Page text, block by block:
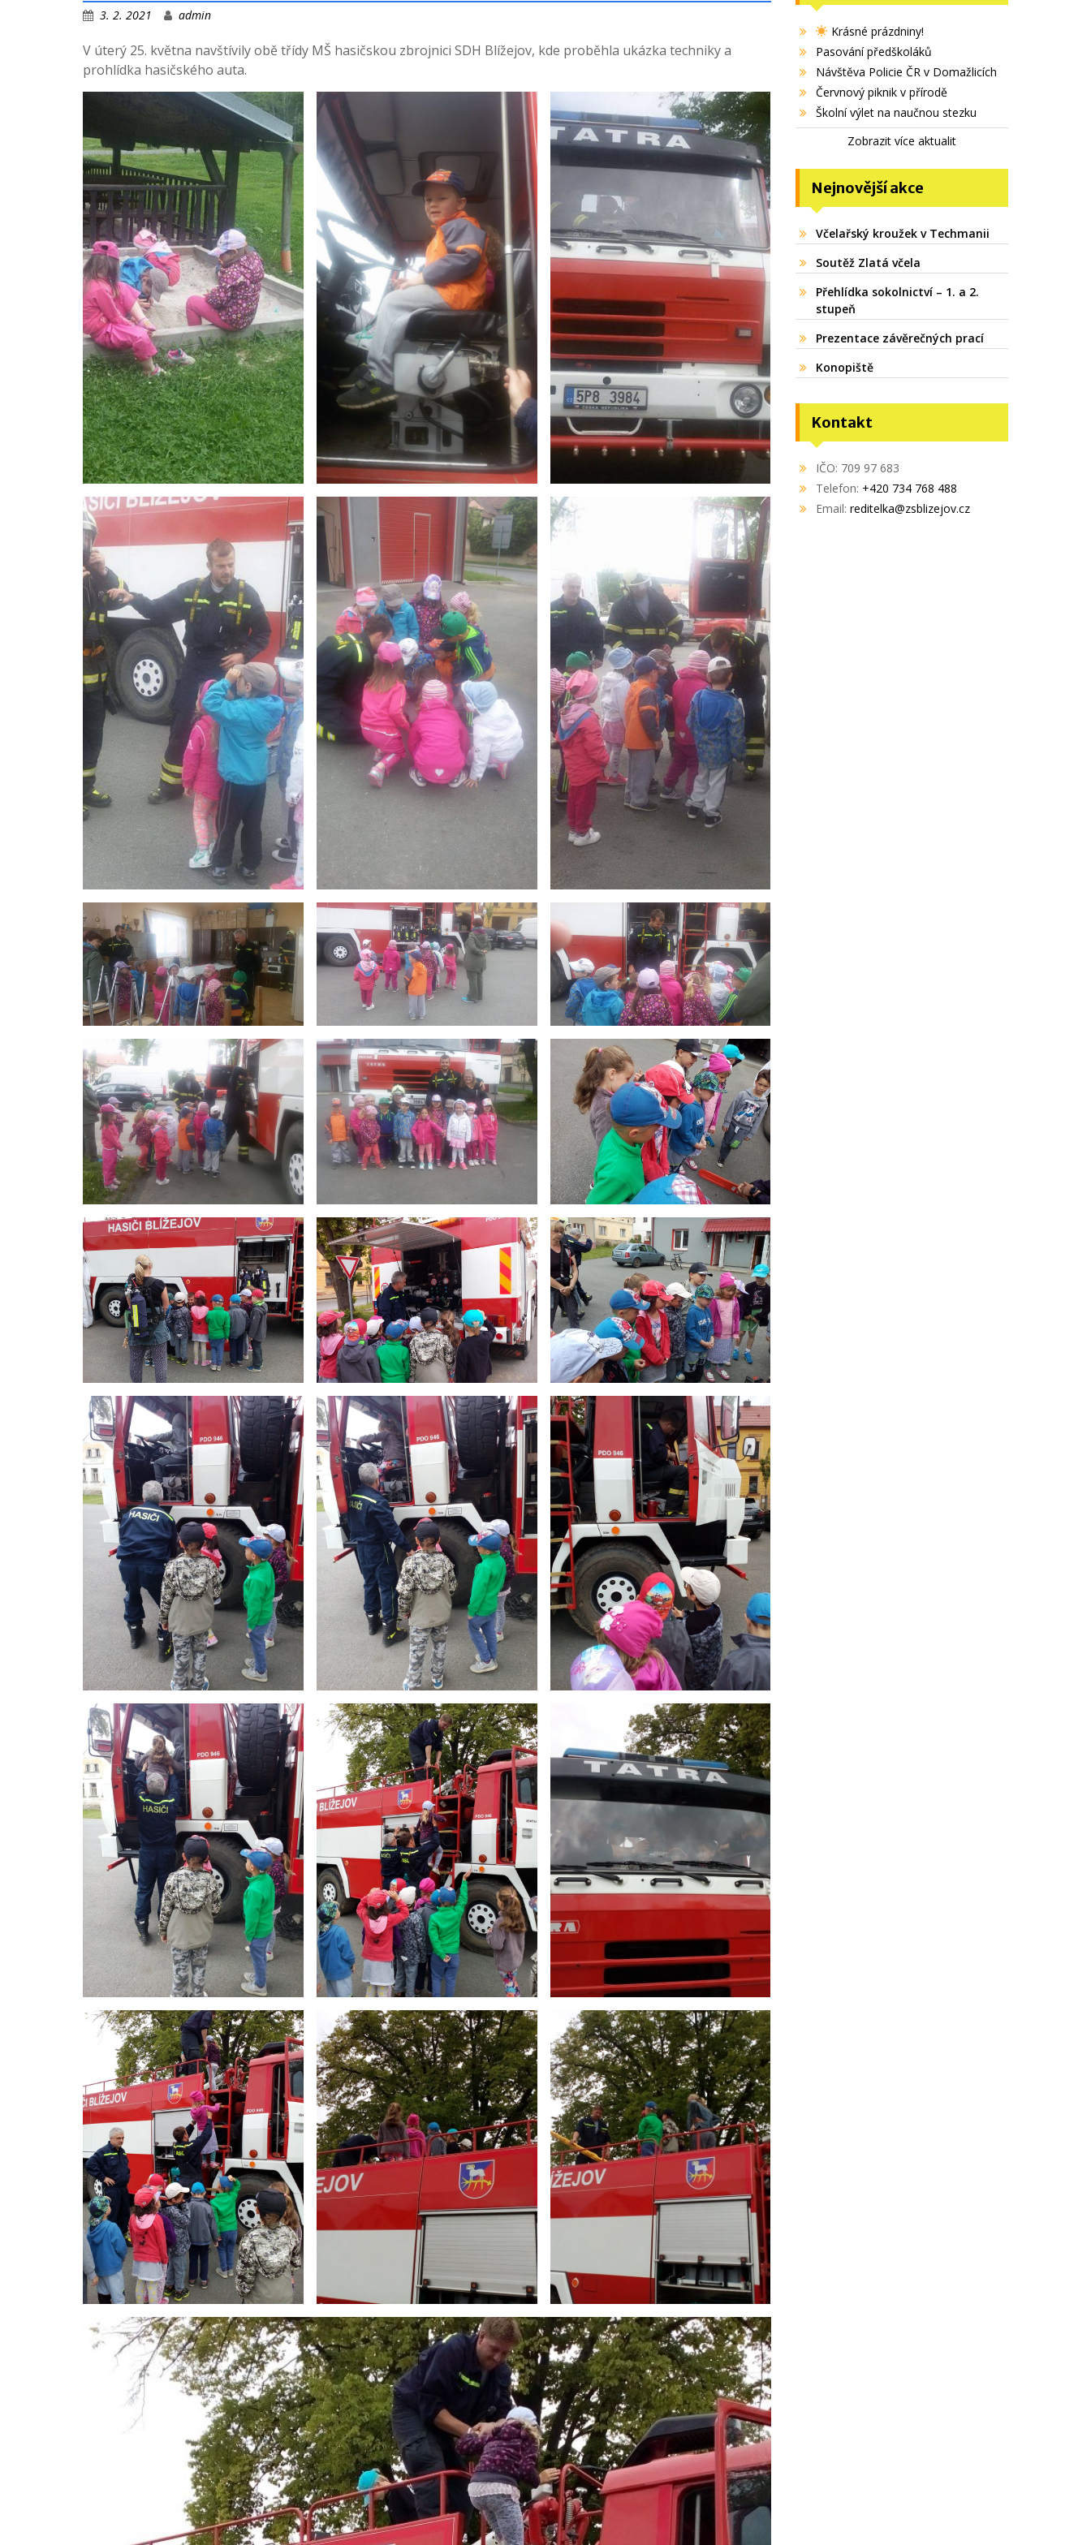
3. 2. 2021 admin
V úterý 25. května navštívily obě třídy MŠ hasičskou zbrojnici SDH Blížejov, kde proběhla ukázka techniky a
prohlídka hasičského auta.
Krásné prázdniny!
Pasování předškoláků
Návštěva Policie ČR v Domažlicích
Červnový piknik v přírodě
Školní výlet na naučnou stezku
Zobrazit více aktualit
Nejnovější akce
Včelařský kroužek v Techmanii
Soutěž Zlatá včela
Přehlídka sokolnictví – 1. a 2.
stupeň
Prezentace závěrečných prací
Konopiště
Kontakt
IČO: 709 97 683
Telefon: +420 734 768 488
Email: reditelka@zsblizejov.cz